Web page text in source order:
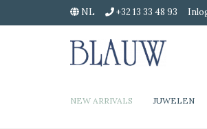
NL +32 13 33 48 93
NEW ARRIVALS JUWELEN